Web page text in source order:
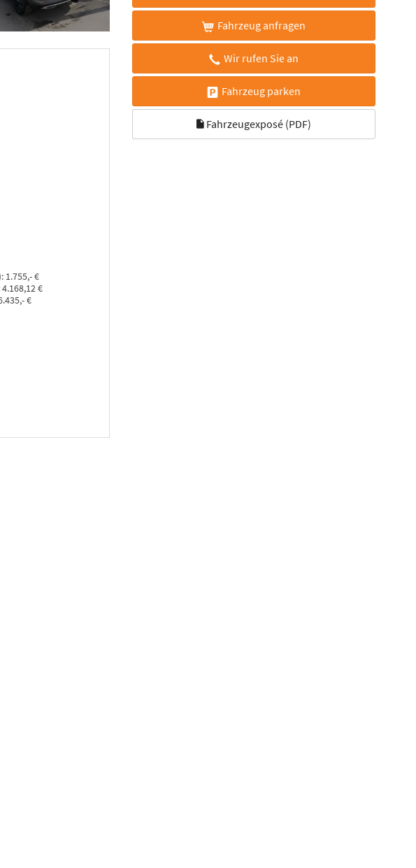
Fahrzeug anfragen
Wir rufen Sie an
Fahrzeug parken
Fahrzeugexposé (PDF)
: 1.755,- €
4.168,12 €
€